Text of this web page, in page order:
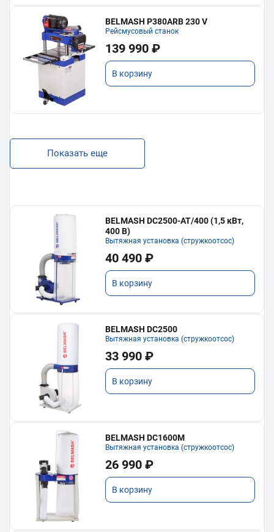
BELMASH P380ARB 230 V
Рейсмусовый станок
139 990 ₽
В корзину
Показать еще
BELMASH DC2500-AT/400 (1,5 кВт,
400 В)
Вытяжная установка (стружкоотсос)
40 490 ₽
В корзину
BELMASH DC2500
Вытяжная установка (стружкоотсос)
33 990 ₽
В корзину
BELMASH DC1600M
Вытяжная установка (стружкоотсос)
26 990 ₽
В корзину